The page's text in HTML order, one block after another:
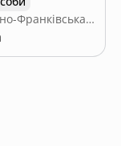
Микуличин, Івано-Франківська область